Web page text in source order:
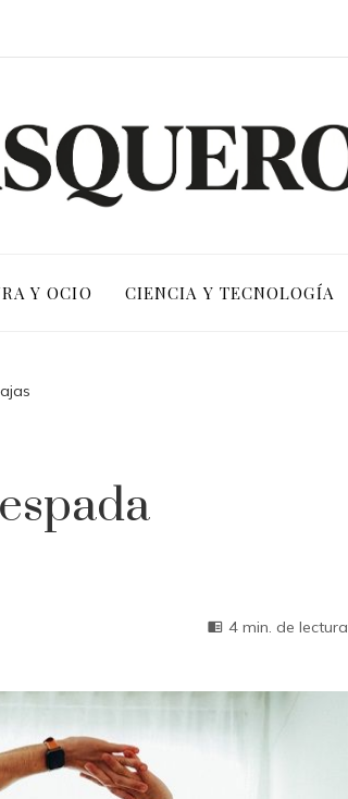
Y OCIO CIENCIA Y TECNOLOGÍA
4 min. de lectura